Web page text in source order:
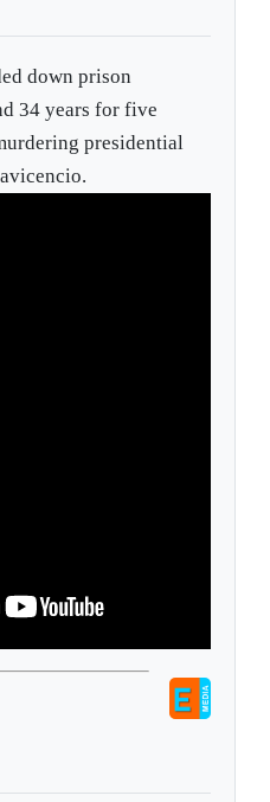
down prison
34 years for five
presidential